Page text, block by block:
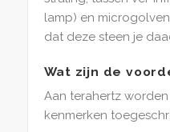
lamp) en
dat deze steen je
Wat zijn de
Aan terahertz
kenmerken